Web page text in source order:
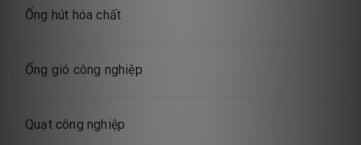
Ống hút hóa chất
Ống gió công nghiệp
Quạt công nghiệp